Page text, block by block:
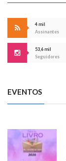
4 mil
Assinantes
53,6 mil
Seguidores
EVENTOS